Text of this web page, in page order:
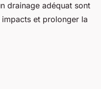
drainage adéquat sont
et prolonger la